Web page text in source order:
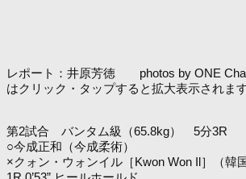
レポート：井原芳徳 photos by ONE
はクリック・タップすると拡大表示されます
第2試合 バンタム級（65.8kg） 5分3R
○今成正和（今成柔術）
×クォン・ウォンイル［Kwon Won Il］（韓国